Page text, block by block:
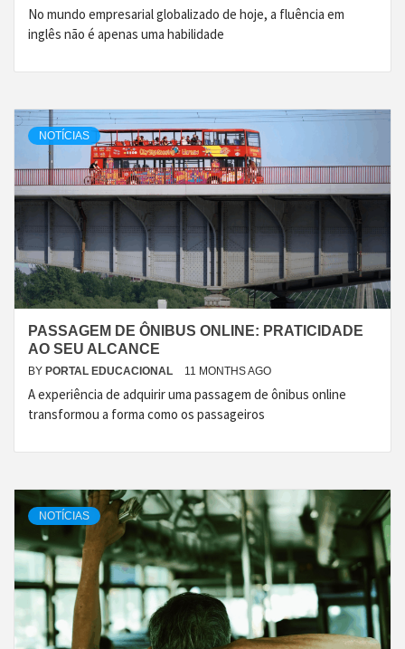
No mundo empresarial globalizado de hoje, a fluência em
inglês não é apenas uma habilidade
NOTÍCIAS
PASSAGEM DE ÔNIBUS ONLINE: PRATICIDADE
AO SEU ALCANCE
BY PORTAL EDUCACIONAL 11 MONTHS AGO
A experiência de adquirir uma passagem de ônibus online
transformou a forma como os passageiros
NOTÍCIAS